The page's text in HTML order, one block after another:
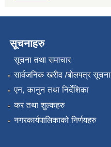
सूचनाहरु
सूचना तथा समाचार
सार्वजनिक खरीद /बोलपत्र सूचना
एन, कानुन तथा निर्देशिका
कर तथा शुल्कहरु
नगरकार्यपालिकाको निर्णयहरु